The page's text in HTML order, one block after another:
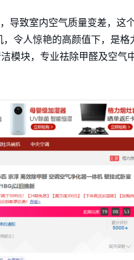
导致室内空气质量变差，这
令人惊艳的高颜值下，是
模块，专业祛除甲醛及空气